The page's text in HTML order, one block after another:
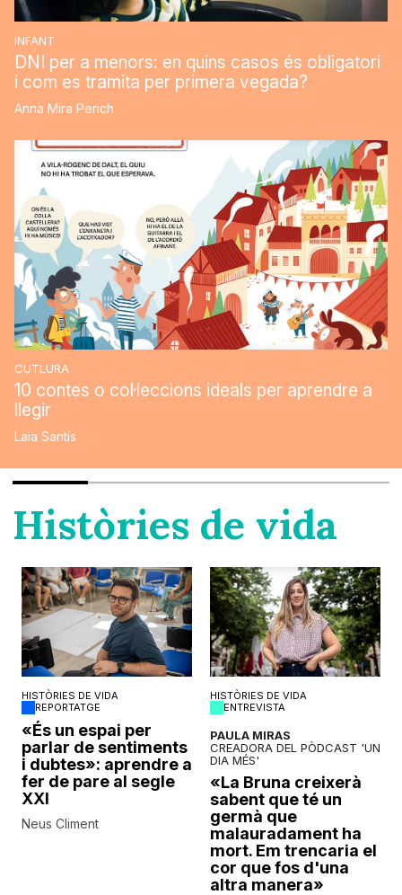
INFANT
DNI per a menors: en quins casos és obligatori
i com es tramita per primera vegada?
Anna Mira Perich
CUTLURA
10 contes o col·leccions ideals per aprendre a
llegir
Laia Santís
Històries de vida
HISTÒRIES DE VIDA
REPORTATGE
«És un espai per
parlar de sentiments
i dubtes»: aprendre a
fer de pare al segle
XXI
Neus Climent
HISTÒRIES DE VIDA
ENTREVISTA
PAULA MIRAS
CREADORA DEL PÒDCAST 'UN
DIA MÉS'
«La Bruna creixerà
sabent que té un
germà que
malauradament ha
mort. Em trencaria el
cor que fos d'una
altra manera»